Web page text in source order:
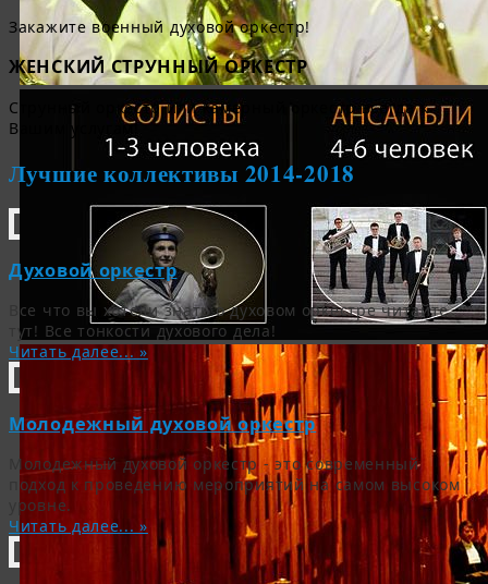
Закажите военный духовой оркестр!
ЖЕНСКИЙ СТРУННЫЙ ОРКЕСТР
Струнный оркестр или камерный оркестр всегда к
Вашим услугам!
Лучшие коллективы 2014-2018
Духовой оркестр
Все что вы хотели знать о духовом оркестре читайте
тут! Все тонкости духового дела!
Читать далее... »
Молодежный духовой оркестр
Молодежный духовой оркестр - это современный
подход к проведению мероприятий на самом высоком
уровне.
Читать далее... »